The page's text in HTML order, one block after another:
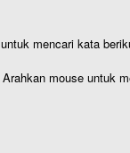
mencari kata
mouse untuk